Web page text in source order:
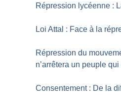
Répression lycéenne :
Loi Attal : Face à la
Répression du
n’arrêtera un peuple
Consentement : De la